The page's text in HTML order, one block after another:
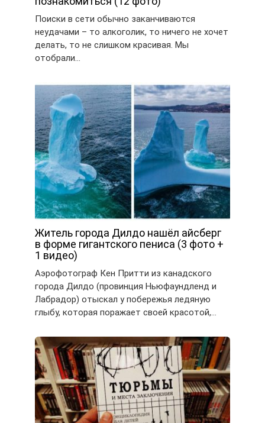
Поиски в сети обычно заканчиваются
неудачами – то алкоголик, то ничего не хочет
делать, то не слишком красивая. Мы
отобрали…
Житель города Дилдо нашёл айсберг
в форме гигантского пениса (3 фото +
1 видео)
Аэрофотограф Кен Притти из канадского
города Дилдо (провинция Ньюфаундленд и
Лабрадор) отыскал у побережья ледяную
глыбу, которая поражает своей красотой,…